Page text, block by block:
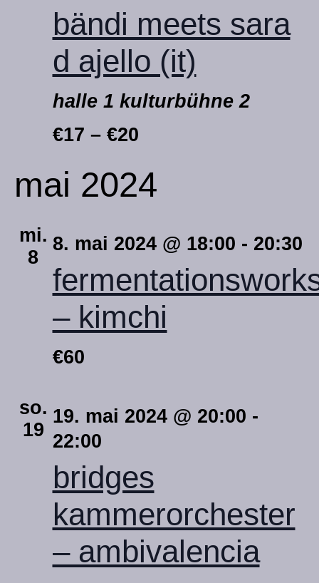
bändi meets sara
d ajello (it)
halle 1 kulturbühne 2
€17 – €20
mai 2024
mi.
8
– kimchi
8. mai 2024 @ 18:00 - 20:30
€60
so.
19
bridges
kammerorchester
– ambivalencia
19. mai 2024 @ 20:00 -
22:00